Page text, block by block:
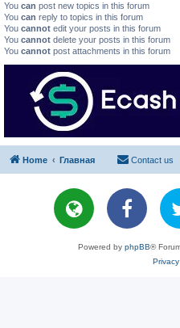
You can post new topics in this forum
You can reply to topics in this forum
You cannot edit your posts in this forum
You cannot delete your posts in this forum
You cannot post attachments in this forum
Home Главная Contact us
Powered by phpBB®
Privacy